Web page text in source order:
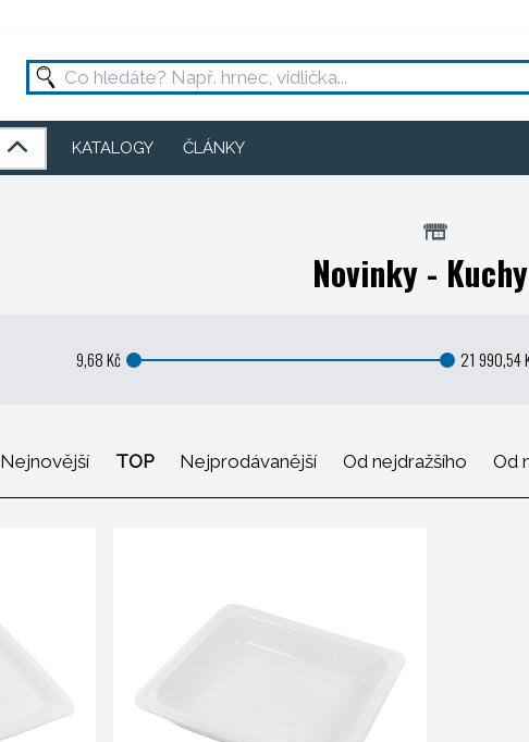
KATALOGY ČLÁNKY
Novinky -
9,68 Kč 21 990,54
Nejnovější TOP Nejprodávanější Od nejdražšího Od